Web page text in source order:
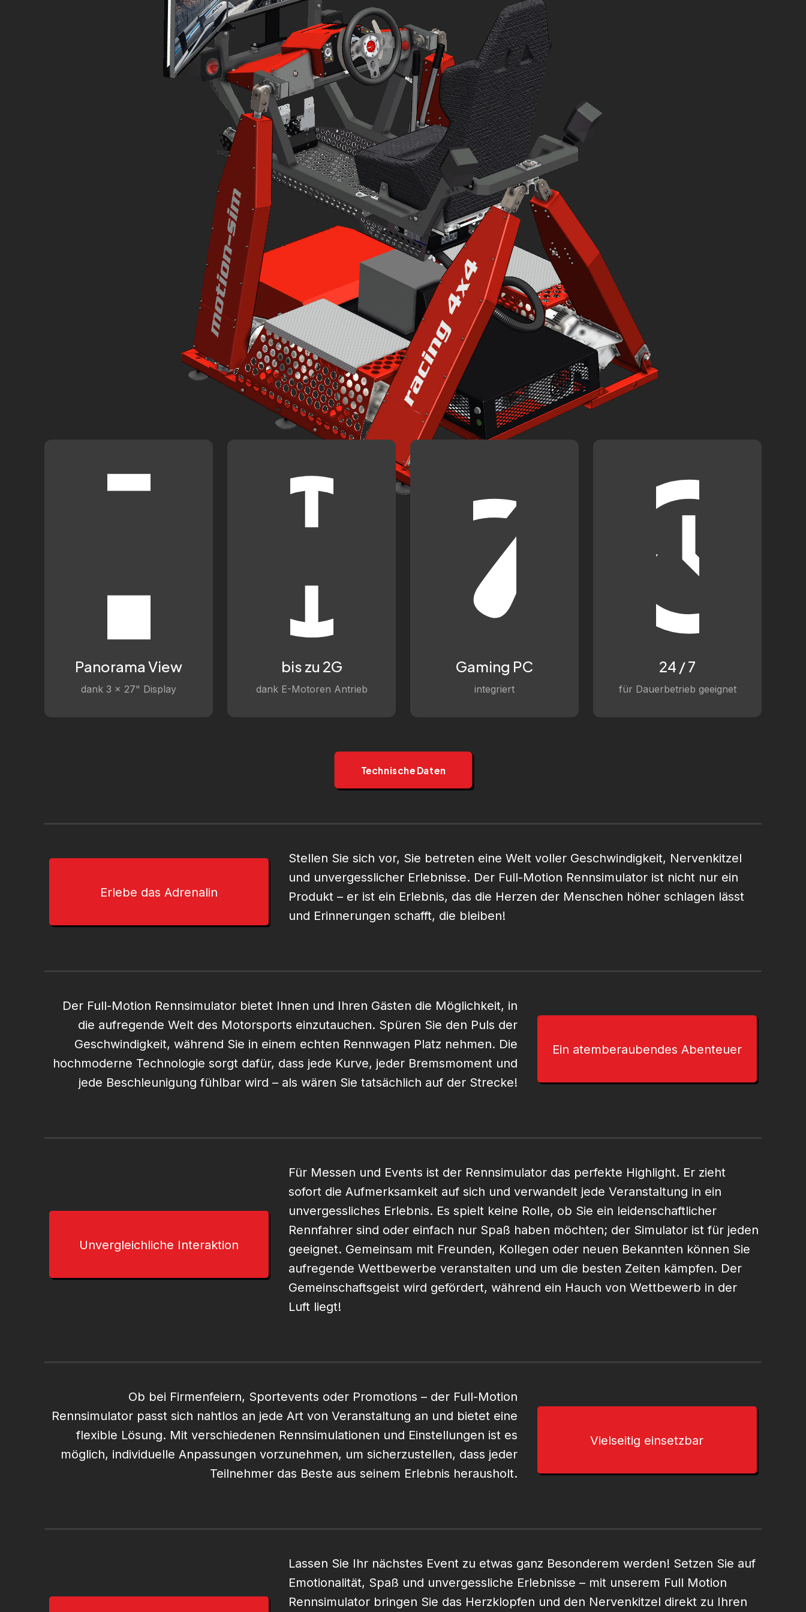
Panorama View
dank 3 x 27" Display
bis zu 2G
dank E-Motoren Antrieb
Gaming PC
integriert
24 / 7
für Dauerbetrieb geeignet
Technische Daten
Erlebe das Adrenalin
Stellen Sie sich vor, Sie betreten eine Welt voller Geschwindigkeit, Nervenkitzel
und unvergesslicher Erlebnisse. Der Full-Motion Rennsimulator ist nicht nur ein
Produkt – er ist ein Erlebnis, das die Herzen der Menschen höher schlagen lässt
und Erinnerungen schafft, die bleiben!
Der Full-Motion Rennsimulator bietet Ihnen und Ihren Gästen die Möglichkeit, in
die aufregende Welt des Motorsports einzutauchen. Spüren Sie den Puls der
Geschwindigkeit, während Sie in einem echten Rennwagen Platz nehmen. Die
hochmoderne Technologie sorgt dafür, dass jede Kurve, jeder Bremsmoment und
jede Beschleunigung fühlbar wird – als wären Sie tatsächlich auf der Strecke!
Ein atemberaubendes Abenteuer
Unvergleichliche Interaktion
Für Messen und Events ist der Rennsimulator das perfekte Highlight. Er zieht
sofort die Aufmerksamkeit auf sich und verwandelt jede Veranstaltung in ein
unvergessliches Erlebnis. Es spielt keine Rolle, ob Sie ein leidenschaftlicher
Rennfahrer sind oder einfach nur Spaß haben möchten; der Simulator ist für jeden
geeignet. Gemeinsam mit Freunden, Kollegen oder neuen Bekannten können Sie
aufregende Wettbewerbe veranstalten und um die besten Zeiten kämpfen. Der
Gemeinschaftsgeist wird gefördert, während ein Hauch von Wettbewerb in der
Luft liegt!
Ob bei Firmenfeiern, Sportevents oder Promotions – der Full-Motion
Rennsimulator passt sich nahtlos an jede Art von Veranstaltung an und bietet eine
flexible Lösung. Mit verschiedenen Rennsimulationen und Einstellungen ist es
möglich, individuelle Anpassungen vorzunehmen, um sicherzustellen, dass jeder
Teilnehmer das Beste aus seinem Erlebnis herausholt.
Vielseitig einsetzbar
Lassen Sie Ihr nächstes Event zu etwas ganz Besonderem werden! Setzen Sie auf
Emotionalität, Spaß und unvergessliche Erlebnisse – mit unserem Full Motion
Rennsimulator bringen Sie das Herzklopfen und den Nervenkitzel direkt zu Ihren